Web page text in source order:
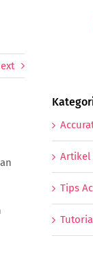
Artikel
Tips